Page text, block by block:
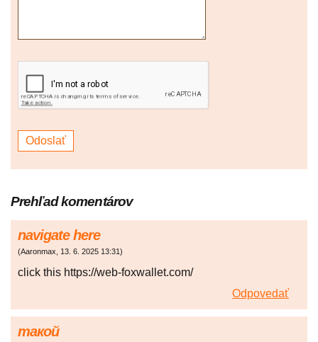
Prehľad komentárov
navigate here
(Aaronmax, 13. 6. 2025 13:31)
click this https://web-foxwallet.com/
Odpovedať
такой